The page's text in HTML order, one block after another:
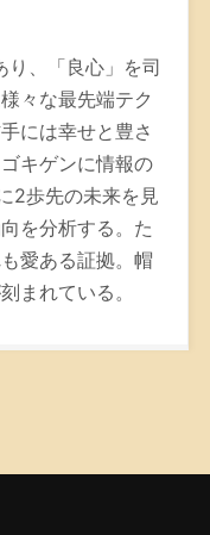
り、「良心」を司
々な最先端テク
には幸せと豊さ
キゲンに情報の
2歩先の未来を見
を分析する。た
愛ある証拠。帽
まれている。